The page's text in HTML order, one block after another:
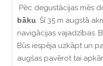
Pēc degustācijas mēs
bāku. Šī 35 m augstā
navigācijas vajadzības.
Būs iespēja uzkāpt un
augšas pavērot tai